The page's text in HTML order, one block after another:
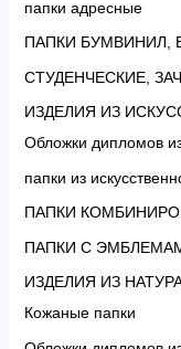
папки адресные
ПАПКИ БУМВИНИЛ,
СТУДЕНЧЕСКИЕ,
ИЗДЕЛИЯ ИЗ
Обложки дипломов
папки из
ПАПКИ
ПАПКИ С
ИЗДЕЛИЯ ИЗ
Кожаные папки